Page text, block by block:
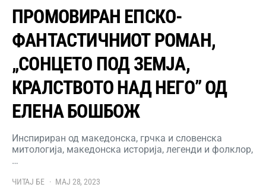
ПРОМОВИРАН ЕПСКО-
ФАНТАСТИЧНИОТ РОМАН,
„СОНЦЕТО ПОД ЗЕМЈА,
КРАЛСТВОТО НАД НЕГО” ОД
ЕЛЕНА БОШБОЖ
Инспириран од македонска, грчка и словенска
митологија, македонска историја, легенди и фолклор,
…
ЧИТАЈ БЕ МАЈ 28, 2023